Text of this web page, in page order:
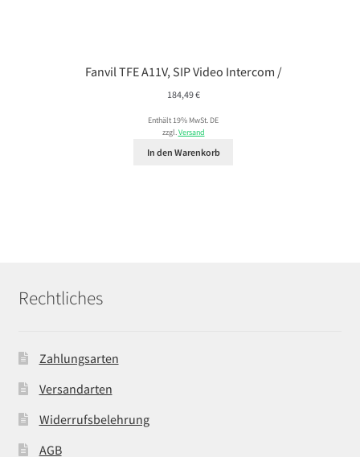
Fanvil TFE A11V, SIP Video Intercom /
184,49€
Enthält 19% MwSt. DE
zzgl.Versand
In den Warenkorb
Rechtliches
Zahlungsarten
Versandarten
Widerrufsbelehrung
AGB